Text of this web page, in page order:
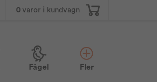
0 varor i kundvagn
Fågel Fler